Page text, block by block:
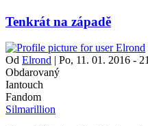
Tenkrát na západě
Od Elrond | Po, 11. 01. 2016 -
Obdarovaný
Iantouch
Fandom
Silmarillion